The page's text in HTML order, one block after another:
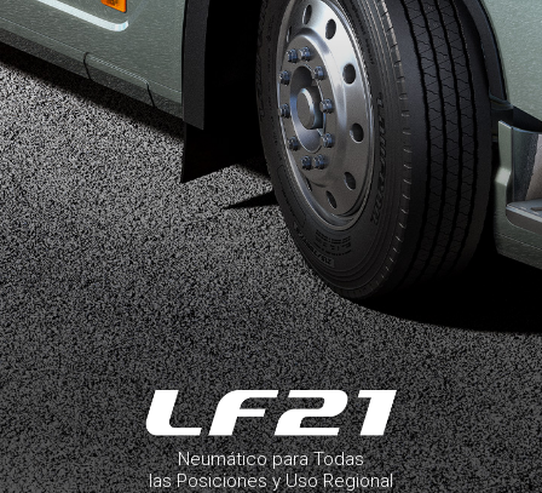
Neumático para Todas
las Posiciones y Uso Regional